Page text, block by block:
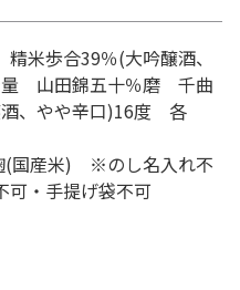
歩合39％(大吟醸酒、
量 山田錦五十％磨 千曲
、やや辛口)16度 各
(国産米) ※のし名入れ不
可・手提げ袋不可